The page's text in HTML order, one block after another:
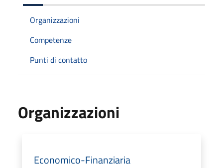
Organizzazioni
Competenze
Punti di contatto
Organizzazioni
Economico-Finanziaria